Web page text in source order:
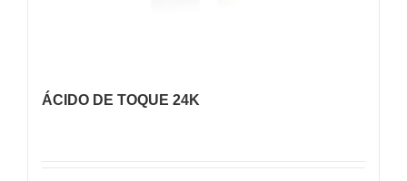
ÁCIDO DE TOQUE 24K